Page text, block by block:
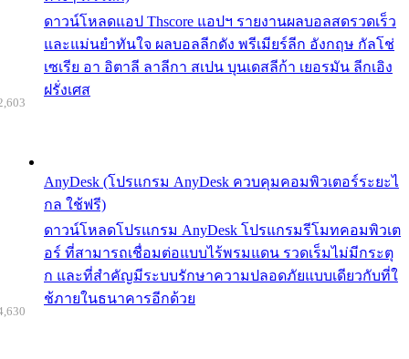
ดาวน์โหลดแอป Thscore แอปฯ รายงานผลบอลสดรวดเร็ว
และแม่นยำทันใจ ผลบอลลีกดัง พรีเมียร์ลีก อังกฤษ กัลโช่
เซเรีย อา อิตาลี ลาลีกา สเปน บุนเดสลีก้า เยอรมัน ลีกเอิง
ฝรั่งเศส
AnyDesk (โปรแกรม AnyDesk ควบคุมคอมพิวเตอร์ระยะไ
กล ใช้ฟรี)
ดาวน์โหลดโปรแกรม AnyDesk โปรแกรมรีโมทคอมพิวเต
อร์ ที่สามารถเชื่อมต่อแบบไร้พรมแดน รวดเร็มไม่มีกระตุ
ก และที่สำคัญมีระบบรักษาความปลอดภัยแบบเดียวกับที่ใ
ช้ภายในธนาคารอีกด้วย